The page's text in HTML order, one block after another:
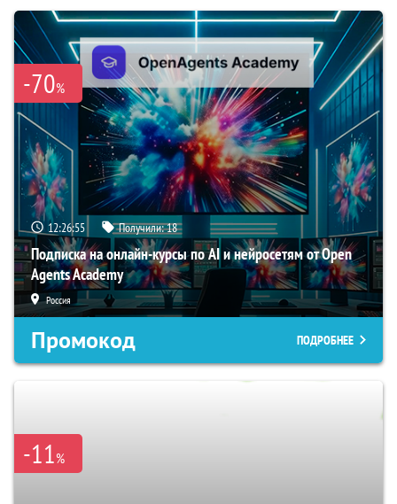
-70%
12:26:55 Получили:18
Подписка на онлайн-курсы по AI и нейросетям от Open
Agents Academy
Россия
Промокод ПОДРОБНЕЕ
-11%